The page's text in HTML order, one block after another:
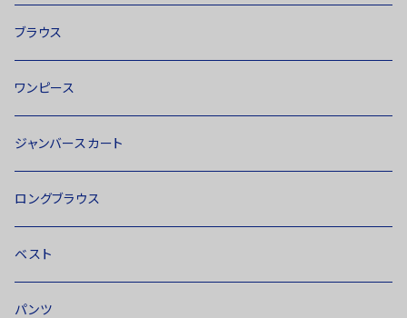
ブラウス
ワンピース
ジャンバースカート
ロングブラウス
ベスト
パンツ